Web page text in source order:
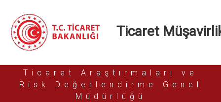
Ticaret
Ticaret Araştırmaları ve
Risk Değerlendirme Genel
Müdürlüğü